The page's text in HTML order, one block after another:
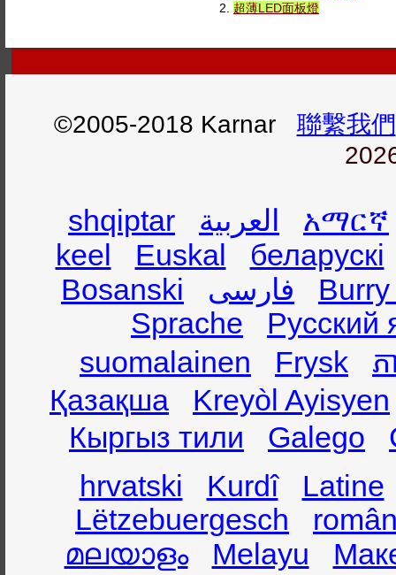
2. 超薄LED面板燈
©2005-2018 Karnar 聯繫我們
shqiptar العربية
አማርኛ
keel
Euskal
беларускі
Bosanski
فارسی
Sprache
Русский
suomalainen
Frysk
ភ
Қазақша
Kreyòl Ayisyen
Кыргыз тили
Galego
hrvatski
Kurdî
Latine
Lëtzebuergesch
മലയാളം
Melayu